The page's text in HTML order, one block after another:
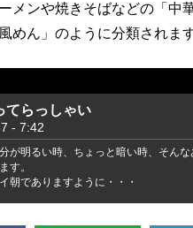
メンや焼きそばなどの「中
めん」のように分類されます
てらっしゃい
- 7:42
が明るい時、ちょっと暗い時、そん
す。
朝でありますように・・・